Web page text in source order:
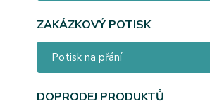
ZAKÁZKOVÝ POTISK
Potisk na přání
DOPRODEJ PRODUKTŮ